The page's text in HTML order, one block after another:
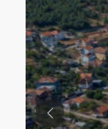
Previous